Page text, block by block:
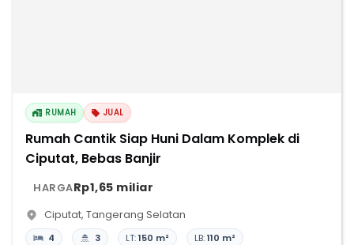
RUMAH JUAL
Rumah Cantik Siap Huni Dalam Komplek di
Ciputat, Bebas Banjir
HARGARp1,65 miliar
Ciputat, Tangerang Selatan
4 3 LT:150 m² LB:110 m²